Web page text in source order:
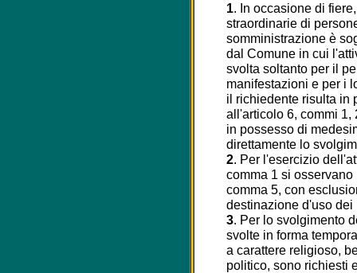
1. In occasione di
straordinarie di
somministrazione è
dal Comune in cui
svolta soltanto per il
manifestazioni e per i
il richiedente risulta in
all'articolo 6, commi 1,
in possesso di
direttamente lo
2. Per l'esercizio
comma 1 si
comma 5, con
destinazione d'uso
3. Per lo svolgimento
svolte in forma
a carattere religioso,
politico, sono richiesti